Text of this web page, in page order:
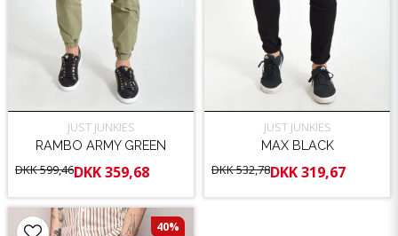
JUST JUNKIES
RAMBO ARMY GREEN
DKK 599,46DKK 359,68
JUST JUNKIES
MAX BLACK
DKK 532,78DKK 319,67
40%